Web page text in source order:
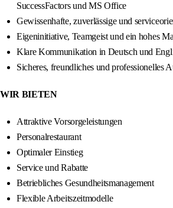
SuccessFactors und MS Office
Gewissenhafte, zuverlässige und
Eigeninitiative, Teamgeist und ein hohes
Klare Kommunikation in Deutsch und
Sicheres, freundliches und professionelles
WIR BIETEN
Attraktive Vorsorgeleistungen
Personalrestaurant
Optimaler Einstieg
Service und Rabatte
Betriebliches Gesundheitsmanagement
Flexible Arbeitszeitmodelle